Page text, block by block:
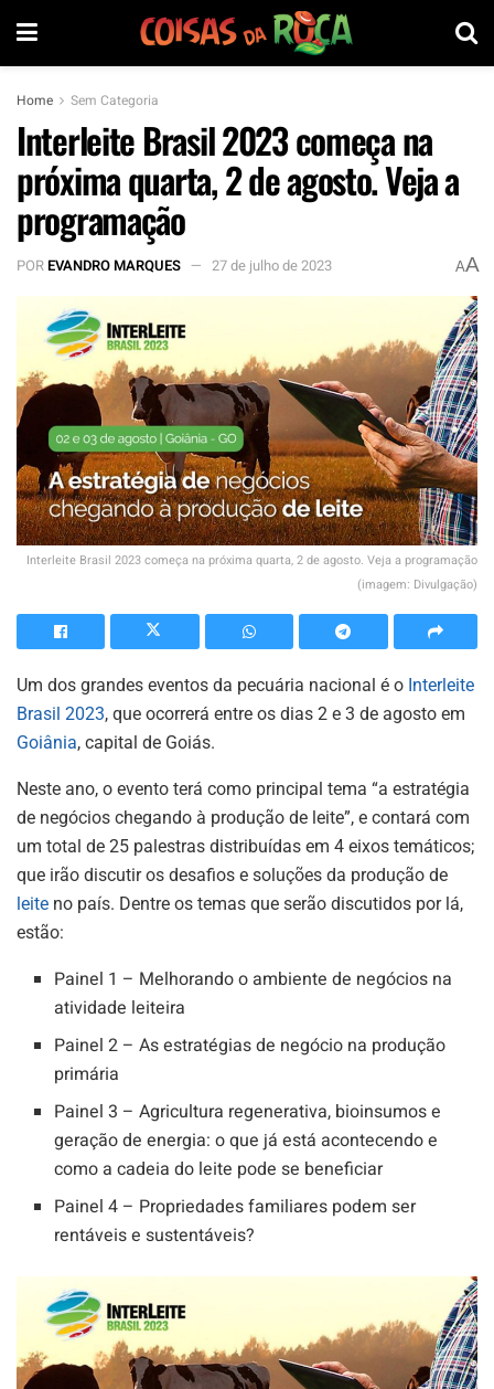
Home Sem Categoria
Interleite Brasil 2023 começa na
próxima quarta, 2 de agosto. Veja a
programação
POREVANDRO MARQUES 27 de julho de 2023 AA
Interleite Brasil 2023 começa na próxima quarta, 2 de agosto. Veja a programação
(imagem: Divulgação)
Um dos grandes eventos da pecuária nacional é o Interleite
Brasil 2023, que ocorrerá entre os dias 2 e 3 de agosto em
Goiânia, capital de Goiás.
Neste ano, o evento terá como principal tema “a estratégia
de negócios chegando à produção de leite”, e contará com
um total de 25 palestras distribuídas em 4 eixos temáticos;
que irão discutir os desafios e soluções da produção de
leite no país. Dentre os temas que serão discutidos por lá,
estão:
Painel 1 – Melhorando o ambiente de negócios na
atividade leiteira
Painel 2 – As estratégias de negócio na produção
primária
Painel 3 – Agricultura regenerativa, bioinsumos e
geração de energia: o que já está acontecendo e
como a cadeia do leite pode se beneficiar
Painel 4 – Propriedades familiares podem ser
rentáveis e sustentáveis?